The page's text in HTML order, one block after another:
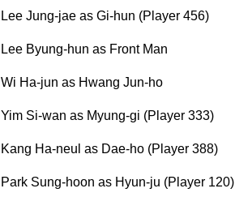
Lee Jung-jae as Gi-hun (Player 456)
Lee Byung-hun as Front Man
Wi Ha-jun as Hwang Jun-ho
Yim Si-wan as Myung-gi (Player 333)
Kang Ha-neul as Dae-ho (Player 388)
Park Sung-hoon as Hyun-ju (Player 120)